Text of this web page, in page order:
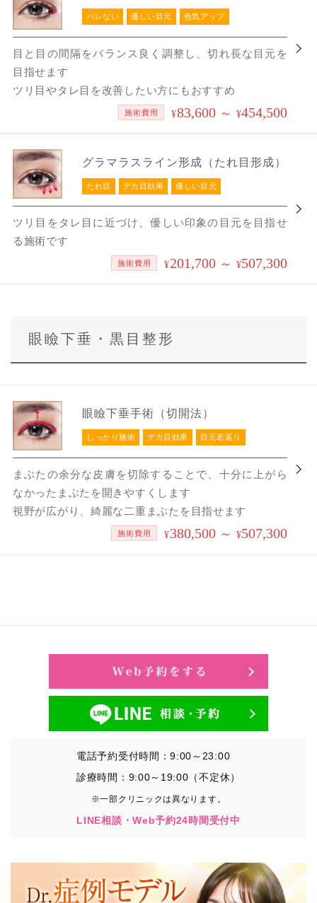
バレない 優しい目元 色気アップ
目と目の間隔をバランス良く調整し、切れ長な目元を
目指せます
ツリ目やタレ目を改善したい方にもおすすめ
施術費用 ¥83,600 ～ ¥454,500
グラマラスライン形成（たれ目形成）
たれ目 デカ目効果 優しい目元
ツリ目をタレ目に近づけ、優しい印象の目元を目指せ
る施術です
施術費用 ¥201,700 ～ ¥507,300
眼瞼下垂・黒目整形
眼瞼下垂手術（切開法）
しっかり施術 デカ目効果 目元若返り
まぶたの余分な皮膚を切除することで、十分に上がら
なかったまぶたを開きやすくします
視野が広がり、綺麗な二重まぶたを目指せます
施術費用 ¥380,500 ～ ¥507,300
電話予約受付時間：9:00～23:00
診療時間：9:00～19:00（不定休）
※一部クリニックは異なります。
LINE相談・Web予約24時間受付中